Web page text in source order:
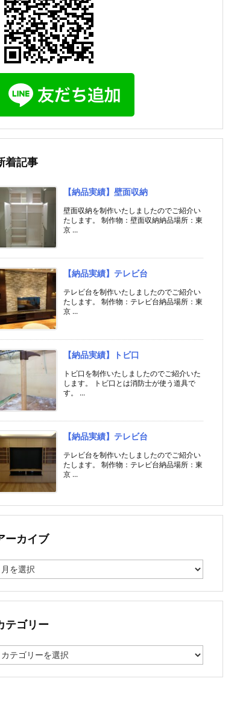
着記事
【納品実績】壁面収納
壁面収納を制作いたしましたのでご紹介い
たします。 制作物：壁面収納納品場所：東
京 ...
【納品実績】テレビ台
テレビ台を制作いたしましたのでご紹介い
たします。 制作物：テレビ台納品場所：東
京 ...
【納品実績】トビ口
トビ口を制作いたしましたのでご紹介いた
します。 トビ口とは消防士が使う道具で
す。 ...
【納品実績】テレビ台
テレビ台を制作いたしましたのでご紹介い
たします。 制作物：テレビ台納品場所：東
京 ...
ーカイブ
テゴリー